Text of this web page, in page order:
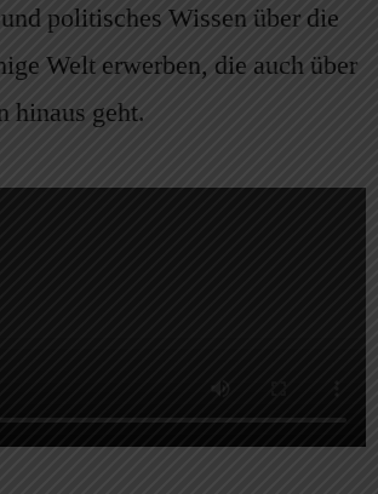
politisches Wissen über die
Welt erwerben, die auch über
hinaus geht.